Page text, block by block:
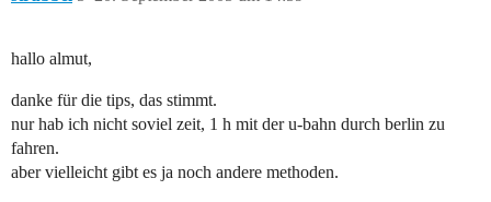
hallo almut,
danke für die tips, das stimmt.
nur hab ich nicht soviel zeit, 1 h mit der u-bahn durch berlin zu
fahren.
aber vielleicht gibt es ja noch andere methoden.